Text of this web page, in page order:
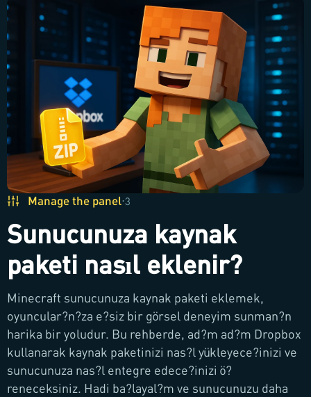
Manage the panel·3
Sunucunuza kaynak
paketi nasıl eklenir?
Minecraft sunucunuza kaynak paketi eklemek,
oyuncular?n?za e?siz bir görsel deneyim sunman?n
harika bir yoludur. Bu rehberde, ad?m ad?m Dropbox
kullanarak kaynak paketinizi nas?l yükleyece?inizi ve
sunucunuza nas?l entegre edece?inizi ö?
reneceksiniz. Hadi ba?layal?m ve sunucunuzu daha